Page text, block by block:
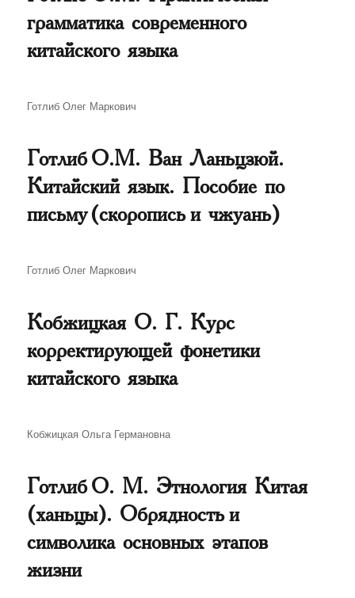
грамматика современного
китайского языка
Автор
Готлиб Олег Маркович
Готлиб О.М. Ван Ланьцзюй.
Китайский язык. Пособие по
письму (скоропись и чжуань)
Автор
Готлиб Олег Маркович
Кобжицкая О. Г. Курс
корректирующей фонетики
китайского языка
Автор
Кобжицкая Ольга Германовна
Готлиб О. М. Этнология Китая
(ханьцы). Обрядность и
символика основных этапов
жизни